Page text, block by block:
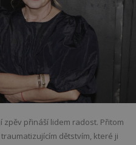
zpěv přináší lidem radost. Přitom
dětstvím, které ji